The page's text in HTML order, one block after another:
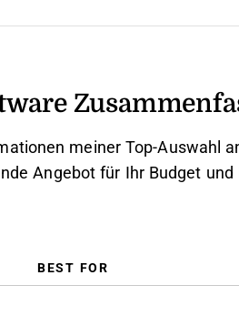
meiner Top-Auswahl
Angebot für Ihr Budget und
BEST FOR